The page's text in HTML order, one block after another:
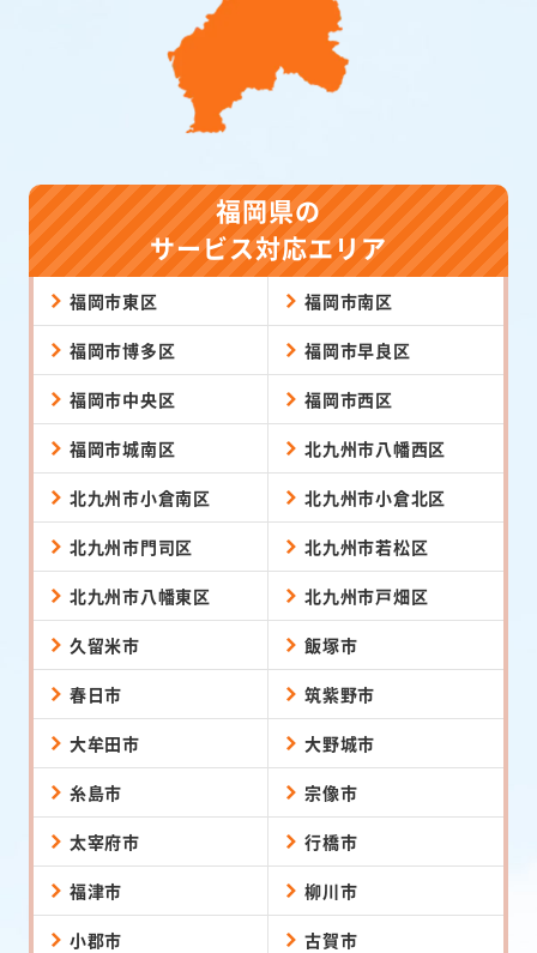
福岡県の
サービス対応エリア
福岡市東区 福岡市南区
福岡市博多区 福岡市早良区
福岡市中央区 福岡市西区
福岡市城南区 北九州市八幡西区
北九州市小倉南区 北九州市小倉北区
北九州市門司区 北九州市若松区
北九州市八幡東区 北九州市戸畑区
久留米市 飯塚市
春日市 筑紫野市
大牟田市 大野城市
糸島市 宗像市
太宰府市 行橋市
福津市 柳川市
小郡市 古賀市